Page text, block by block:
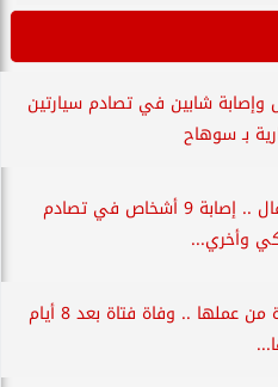
شابين في تصادم سيارتين
بـ سوهاح
بينهم أطفال .. إصابة 9 أشخاص في تصادم
وأخري...
كانت عائدة من عملها .. وفاة فتاة بعد 8 أيام